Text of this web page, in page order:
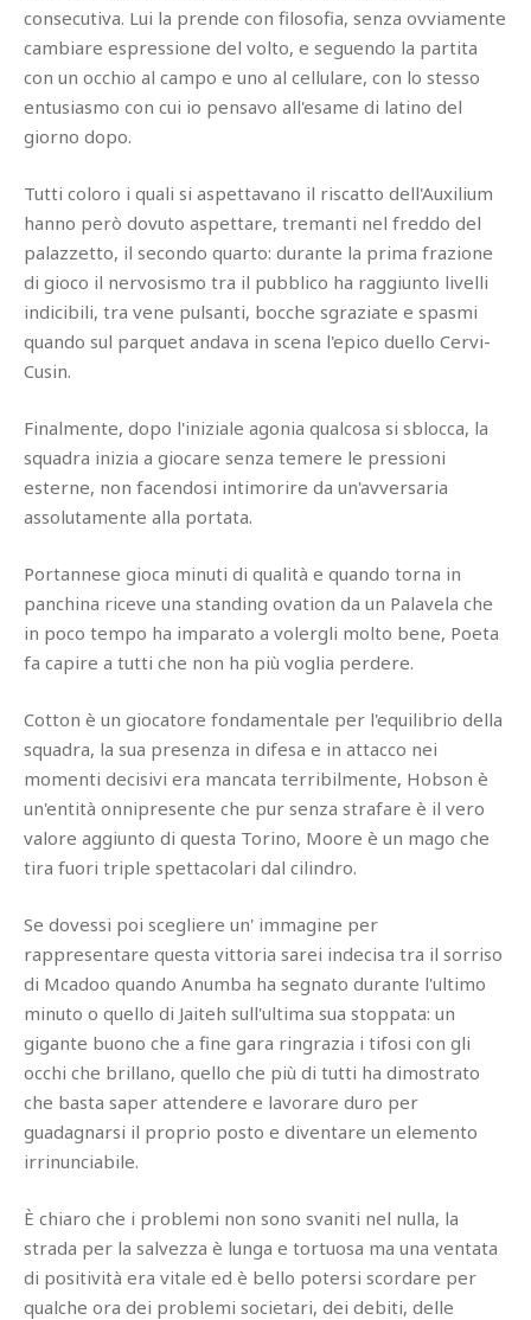
consecutiva. Lui la prende con filosofia, senza ovviamente
cambiare espressione del volto, e seguendo la partita
con un occhio al campo e uno al cellulare, con lo stesso
entusiasmo con cui io pensavo all'esame di latino del
giorno dopo.
Tutti coloro i quali si aspettavano il riscatto dell'Auxilium
hanno però dovuto aspettare, tremanti nel freddo del
palazzetto, il secondo quarto: durante la prima frazione
di gioco il nervosismo tra il pubblico ha raggiunto livelli
indicibili, tra vene pulsanti, bocche sgraziate e spasmi
quando sul parquet andava in scena l'epico duello Cervi-
Cusin.
Finalmente, dopo l'iniziale agonia qualcosa si sblocca, la
squadra inizia a giocare senza temere le pressioni
esterne, non facendosi intimorire da un'avversaria
assolutamente alla portata.
Portannese gioca minuti di qualità e quando torna in
panchina riceve una standing ovation da un Palavela che
in poco tempo ha imparato a volergli molto bene, Poeta
fa capire a tutti che non ha più voglia perdere.
Cotton è un giocatore fondamentale per l'equilibrio della
squadra, la sua presenza in difesa e in attacco nei
momenti decisivi era mancata terribilmente, Hobson è
un'entità onnipresente che pur senza strafare è il vero
valore aggiunto di questa Torino, Moore è un mago che
tira fuori triple spettacolari dal cilindro.
Se dovessi poi scegliere un' immagine per
rappresentare questa vittoria sarei indecisa tra il sorriso
di Mcadoo quando Anumba ha segnato durante l'ultimo
minuto o quello di Jaiteh sull'ultima sua stoppata: un
gigante buono che a fine gara ringrazia i tifosi con gli
occhi che brillano, quello che più di tutti ha dimostrato
che basta saper attendere e lavorare duro per
guadagnarsi il proprio posto e diventare un elemento
irrinunciabile.
È chiaro che i problemi non sono svaniti nel nulla, la
strada per la salvezza è lunga e tortuosa ma una ventata
di positività era vitale ed è bello potersi scordare per
qualche ora dei problemi societari, dei debiti, delle